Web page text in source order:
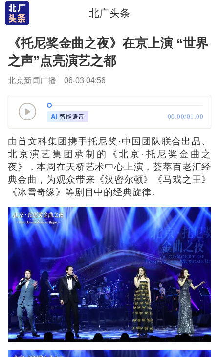
北广头条
《托尼奖金曲之夜》在京上演 “世界
之声”点亮演艺之都
北京新闻广播 06-03 04:56
00:00/01:00
由首文科集团携手托尼奖·中国团队联合出品、
北京演艺集团承制的《北京·托尼奖金曲之
夜》，本周在天桥艺术中心上演，荟萃百老汇经
典金曲，为观众带来《汉密尔顿》《马戏之王》
《冰雪奇缘》等剧目中的经典旋律。